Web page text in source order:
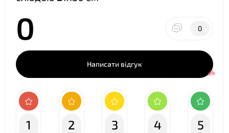
0 0
Написати відгук
1 2 3 4 5